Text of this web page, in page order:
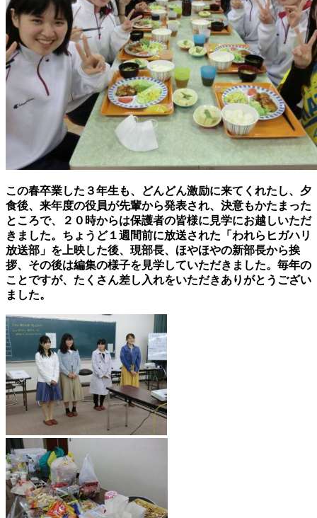
この春卒業した３年生も、どんどん激励に来てくれたし、 夕
食後、来年度の役員が先輩から発表され、決意もかたまった
ところで、２０時からは保護者の皆様に見学にお越しいただ
きました。ちょうど１週間前に放送された 「われらヒガハリ
放送部」を上映した後、現部長、ほやほやの新部長から挨
拶、その後は編集の様子を見学していただきました。毎年の
ことですが、たくさん差し入れをいただきありがとうござい
ました。